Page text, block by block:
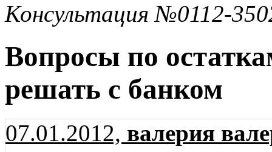
Консультация №0112-
Вопросы по
решать с банком
07.01.2012, валерия